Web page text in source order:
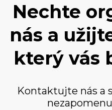
Nechte
nás a
který vás
Kontaktujte nás a